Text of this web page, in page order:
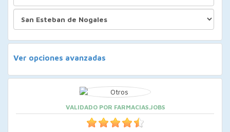
Ver opciones avanzadas
VALIDADO POR FARMACIAS.JOBS